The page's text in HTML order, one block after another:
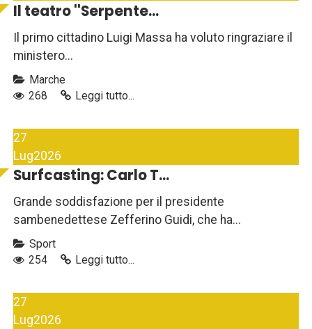
Il teatro ''Serpente...
Il primo cittadino Luigi Massa ha voluto ringraziare il
ministero...
Marche
268
Leggi tutto...
27
Lug2026
Surfcasting: Carlo T...
Grande soddisfazione per il presidente
sambenedettese Zefferino Guidi, che ha...
Sport
254
Leggi tutto...
27
Lug2026